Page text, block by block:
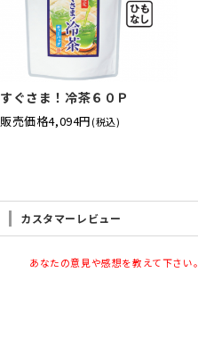
すぐさま！冷茶６０Ｐ
販売価格4,094円(税込)
カスタマーレビュー
あなたの意見や感想を教えて下さい。